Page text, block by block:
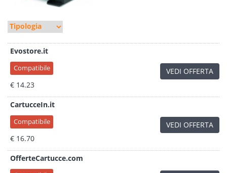
Evostore.it
Compatibile
€ 14.23
VEDI OFFERTA
CartucceIn.it
Compatibile
€ 16.70
VEDI OFFERTA
OfferteCartucce.com